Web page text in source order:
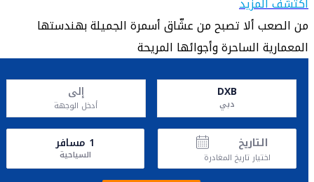
من الصعب ألا تصبح من عشّاق أسمرة الجميلة بهندستها
المعمارية الساحرة وأجوائها المريحة
DXB
دبي
إلى
أدخل الوجهة
التاريخ
اختيار تاريخ المغادرة
1 مسافر
السياحية